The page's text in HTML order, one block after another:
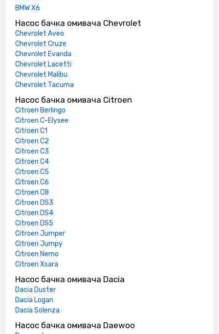
BMW X6
Насос бачка омивача Chevrolet
Chevrolet Aveo
Chevrolet Cruze
Chevrolet Evanda
Chevrolet Lacetti
Chevrolet Malibu
Chevrolet Tacuma
Насос бачка омивача Citroen
Citroen Berlingo
Citroen C-Elysee
Citroen C1
Citroen C2
Citroen C3
Citroen C4
Citroen C5
Citroen C6
Citroen C8
Citroen DS3
Citroen DS4
Citroen DS5
Citroen Jumper
Citroen Jumpy
Citroen Nemo
Citroen Xsara
Насос бачка омивача Dacia
Dacia Duster
Dacia Logan
Dacia Solenza
Насос бачка омивача Daewoo